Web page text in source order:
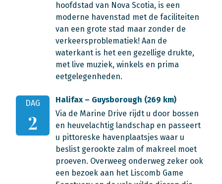
hoofdstad van Nova Scotia, is een
moderne havenstad met de faciliteiten
van een grote stad maar zonder de
verkeersproblematiek! Aan de
waterkant is het een gezellige drukte,
met live muziek, winkels en prima
eetgelegenheden.
DAG
2
Halifax – Guysborough (269 km)
Via de Marine Drive rijdt u door bossen
en heuvelachtig landschap en passeert
u pittoreske havenplaatsjes waar u
beslist gerookte zalm of makreel moet
proeven. Overweeg onderweg zeker ook
een bezoek aan het Liscomb Game